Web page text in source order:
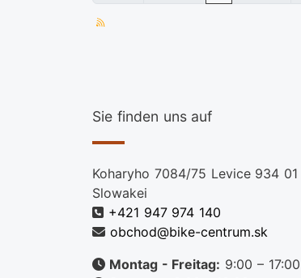
Sie finden uns auf
Koharyho 7084/75 Levice 934 01
Slowakei
+421 947 974 140
obchod@bike-centrum.sk
Montag - Freitag: 9:00 – 17:00